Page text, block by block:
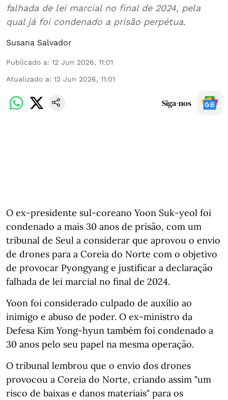
falhada de lei marcial no final de 2024, pela
qual já foi condenado a prisão perpétua.
Susana Salvador
Publicado a: 12 Jun 2026, 11:01
Atualizado a: 12 Jun 2026, 11:01
Siga-nos
O ex-presidente sul-coreano Yoon Suk-yeol foi
condenado a mais 30 anos de prisão, com um
tribunal de Seul a considerar que aprovou o envio
de drones para a Coreia do Norte com o objetivo
de provocar Pyongyang e justificar a declaração
falhada de lei marcial no final de 2024.
Yoon foi considerado culpado de auxílio ao
inimigo e abuso de poder. O ex-ministro da
Defesa Kim Yong-hyun também foi condenado a
30 anos pelo seu papel na mesma operação.
O tribunal lembrou que o envio dos drones
provocou a Coreia do Norte, criando assim "um
risco de baixas e danos materiais" para os